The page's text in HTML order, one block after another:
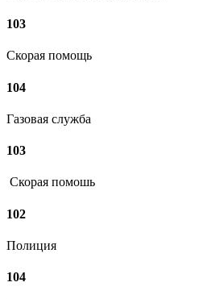
103
Скорая помощь
104
Газовая служба
103
Скорая помошь
102
Полиция
104